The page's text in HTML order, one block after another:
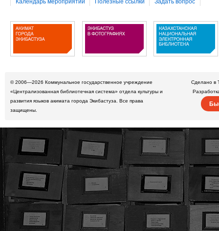
© 2006—2026 Коммунальное государственное учреждение
«Централизованная библиотечная система» отдела культуры и
развития языков акимата города Экибастуза. Все права
защищены.
Сделано в